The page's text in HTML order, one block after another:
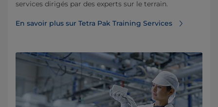
services dirigés par des experts sur le terrain.
En savoir plus sur Tetra Pak Training Services